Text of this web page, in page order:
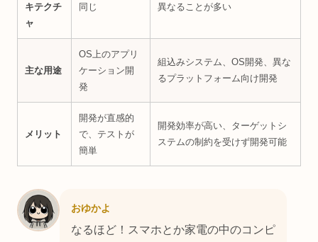
キテクチ
ャ
同じ 異なることが多い
主な用途
OS上のアプリ
ケーション開
発
組込みシステム、OS開発、異な
るプラットフォーム向け開発
メリット
開発が直感的
で、テストが
簡単
開発効率が高い、ターゲットシ
ステムの制約を受けず開発可能
おゆかよ
なるほど！スマホとか家電の中のコンピ